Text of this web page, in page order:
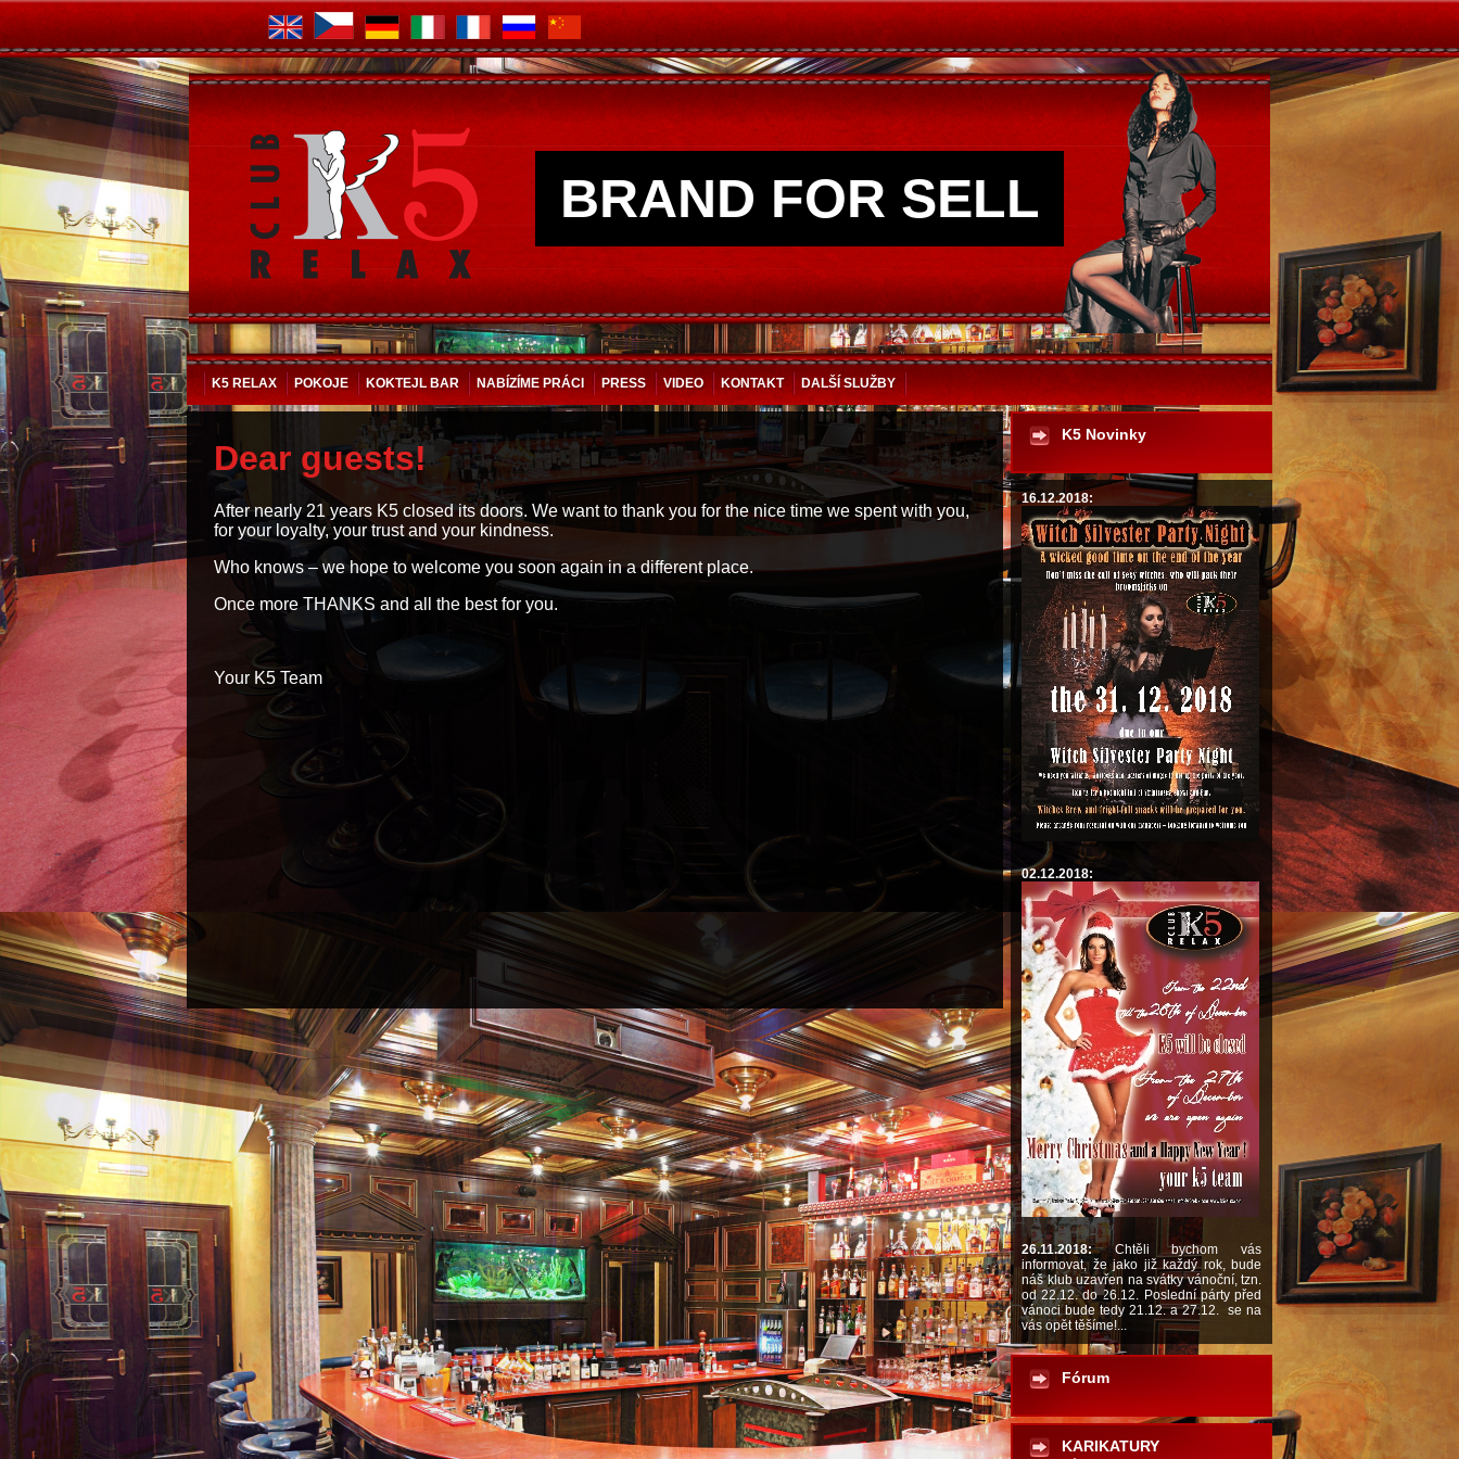
BRAND FOR SELL
K5 RELAX POKOJE KOKTEJL BAR NABÍZÍME PRÁCI PRESS VIDEO KONTAKT DALŠÍ SLUŽBY
Dear guests!
After nearly 21 years K5 closed its doors. We want to thank you for the nice time we spent with you,
for your loyalty, your trust and your kindness.
Who knows – we hope to welcome you soon again in a different place.
Once more THANKS and all the best for you.
Your K5 Team
K5 Novinky
16.12.2018:
02.12.2018:
26.11.2018:Chtěli bychom vás
informovat, že jako již každý rok, bude
náš klub uzavřen na svátky vánoční, tzn.
od 22.12. do 26.12. Poslední párty před
vánoci bude tedy 21.12. a 27.12. se na
vás opět těšíme!...
Fórum
KARIKATURY